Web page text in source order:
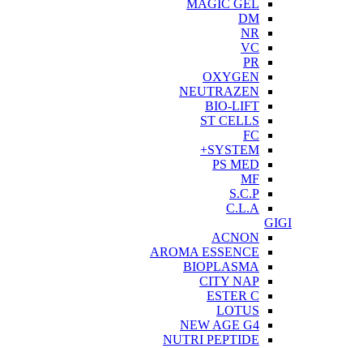
MAGIC GEL
DM
NR
VC
PR
OXYGEN
NEUTRAZEN
BIO-LIFT
ST CELLS
FC
SYSTEM+
PS MED
MF
S.C.P
C.L.A
GIGI
ACNON
AROMA ESSENCE
BIOPLASMA
CITY NAP
ESTER C
LOTUS
NEW AGE G4
NUTRI PEPTIDE